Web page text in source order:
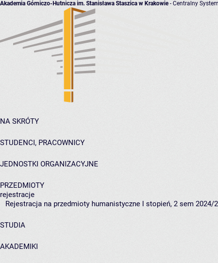
Akademia Górniczo-Hutnicza im. Stanisława Staszica w Krakowie- Centralny
NA SKRÓTY
STUDENCI, PRACOWNICY
JEDNOSTKI ORGANIZACYJNE
PRZEDMIOTY
rejestracje
Rejestracja na przedmioty humanistyczne I stopień, 2 sem 2024/
STUDIA
AKADEMIKI